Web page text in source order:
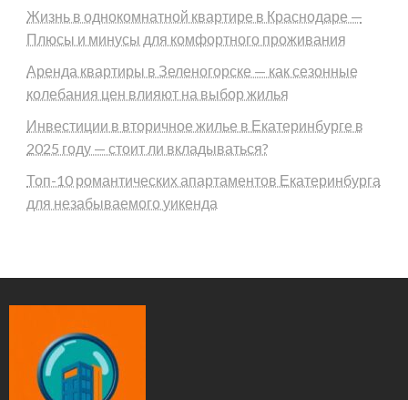
Жизнь в однокомнатной квартире в Краснодаре —
Плюсы и минусы для комфортного проживания
Аренда квартиры в Зеленогорске — как сезонные
колебания цен влияют на выбор жилья
Инвестиции в вторичное жилье в Екатеринбурге в
2025 году — стоит ли вкладываться?
Топ-10 романтических апартаментов Екатеринбурга
для незабываемого уикенда